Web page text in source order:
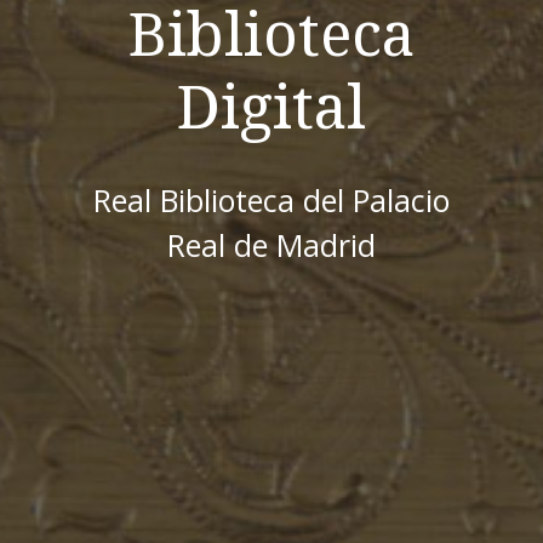
Biblioteca
Digital
Real Biblioteca del Palacio
Real de Madrid